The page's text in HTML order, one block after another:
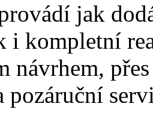
jak
i kompletní
návrhem,
pozáruční